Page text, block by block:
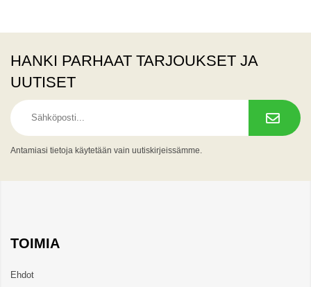
HANKI PARHAAT TARJOUKSET JA
UUTISET
Antamiasi tietoja käytetään vain uutiskirjeissämme.
TOIMIA
Ehdot